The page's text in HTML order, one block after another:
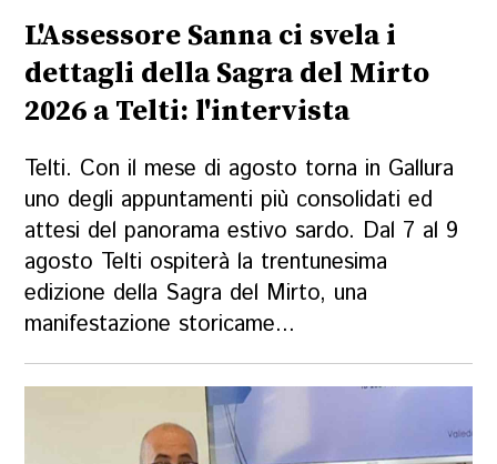
L'Assessore Sanna ci svela i
dettagli della Sagra del Mirto
2026 a Telti: l'intervista
Telti. Con il mese di agosto torna in Gallura
uno degli appuntamenti più consolidati ed
attesi del panorama estivo sardo. Dal 7 al 9
agosto Telti ospiterà la trentunesima
edizione della Sagra del Mirto, una
manifestazione storicame...